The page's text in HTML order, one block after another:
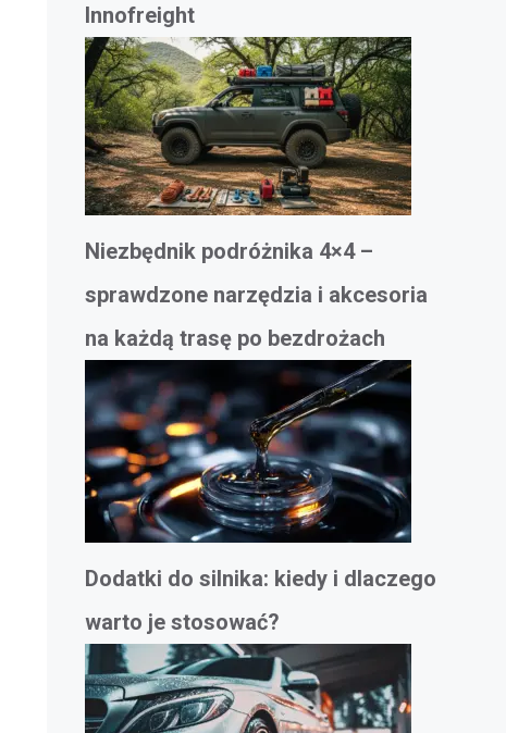
Innofreight
Niezbędnik podróżnika 4×4 –
sprawdzone narzędzia i akcesoria
na każdą trasę po bezdrożach
Dodatki do silnika: kiedy i dlaczego
warto je stosować?